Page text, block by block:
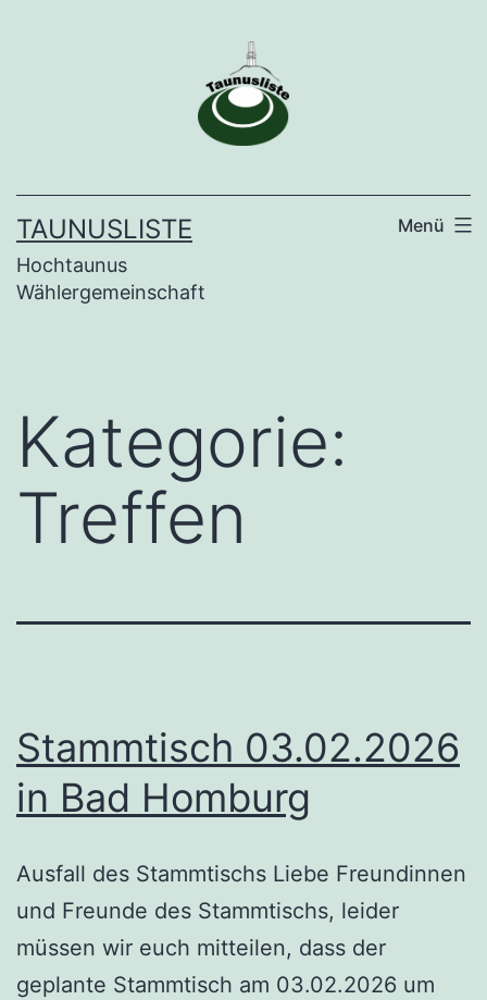
TAUNUSLISTE
Hochtaunus
Wählergemeinschaft
Menü
Kategorie:
Treffen
Stammtisch 03.02.2026
in Bad Homburg
Ausfall des Stammtischs Liebe Freundinnen
und Freunde des Stammtischs, leider
müssen wir euch mitteilen, dass der
geplante Stammtisch am 03.02.2026 um